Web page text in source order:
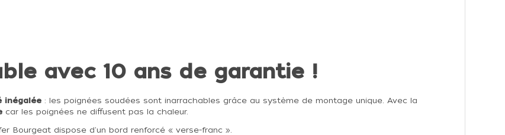
avec 10 ans de garantie !
inégalée : les poignées soudées sont inarrachables grâce au système de montage unique. Avec la
car les poignées ne diffusent pas la chaleur.
Bourgeat dispose d'un bord renforcé « verse-franc ».